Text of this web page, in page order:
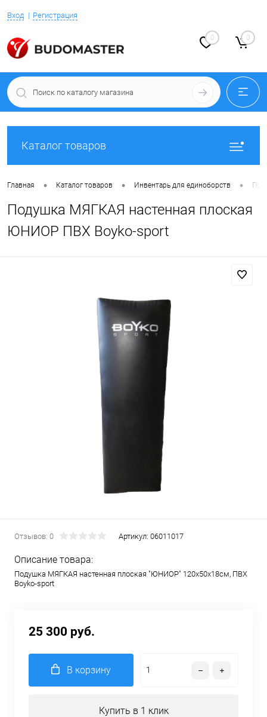
Вход Регистрация
0 0
Каталог товаров
Главная • Каталог товаров • Инвентарь для единоборств •
Подушка МЯГКАЯ настенная плоская
ЮНИОР ПВХ Boyko-sport
Отзывов: 0 Артикул: 06011017
Описание товара:
Подушка МЯГКАЯ настенная плоская "ЮНИОР" 120х50х18см, ПВХ
Boyko-sport
25 300 руб.
В корзину
Купить в 1 клик